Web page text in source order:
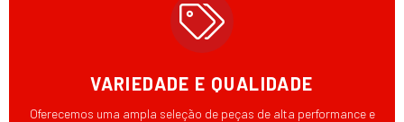
VARIEDADE E QUALIDADE
Oferecemos uma ampla seleção de peças de alta performance e